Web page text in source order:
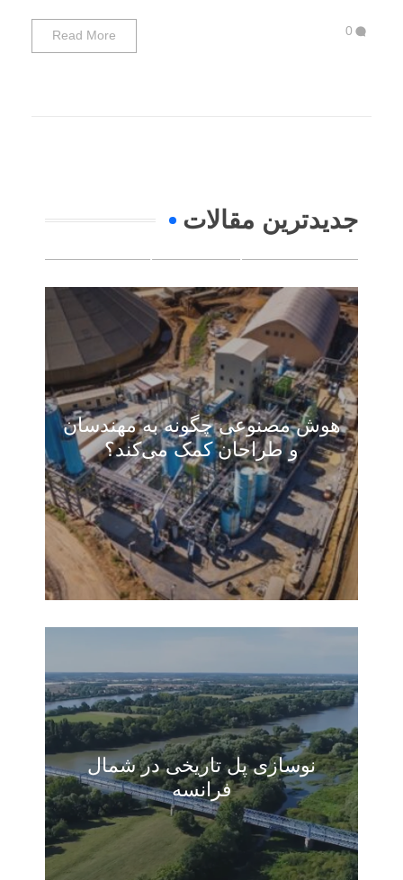
Read More 0
جدیدترین مقالات
ویژگی ‌های بتن الیافی انواع، کاربرد
ها و مزیت ها
مقالات (0)
هوش مصنوعی چگونه به مهندسان
و طراحان کمک می‌کند؟
مقالات (0)
نوسازی پل تاریخی در شمال
فرانسه
مقالات (0)